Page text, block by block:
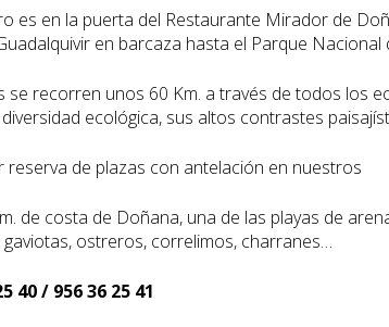
total de 2hrs. 30min. / 2hrs.
en función de las
devoluciones ni cambios en
a la empresa.
es en la puerta del Restaurante Mirador de
en barcaza hasta el Parque Nacional
se recorren unos 60 Km. a través de todos los
ecológica, sus altos contrastes
reserva de plazas con antelación en nuestros
de costa de Doñana, una de las playas de
ostreros, correlimos, charranes…
40 / 956 36 25 41